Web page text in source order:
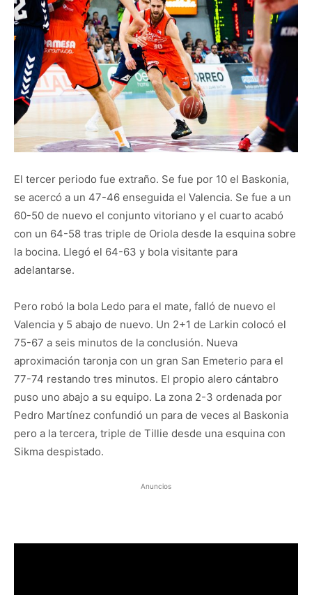
El tercer periodo fue extraño. Se fue por 10 el Baskonia,
se acercó a un 47-46 enseguida el Valencia. Se fue a un
60-50 de nuevo el conjunto vitoriano y el cuarto acabó
con un 64-58 tras triple de Oriola desde la esquina sobre
la bocina. Llegó el 64-63 y bola visitante para
adelantarse.
Pero robó la bola Ledo para el mate, falló de nuevo el
Valencia y 5 abajo de nuevo. Un 2+1 de Larkin colocó el
75-67 a seis minutos de la conclusión. Nueva
aproximación taronja con un gran San Emeterio para el
77-74 restando tres minutos. El propio alero cántabro
puso uno abajo a su equipo. La zona 2-3 ordenada por
Pedro Martínez confundió un para de veces al Baskonia
pero a la tercera, triple de Tillie desde una esquina con
Sikma despistado.
Anuncios